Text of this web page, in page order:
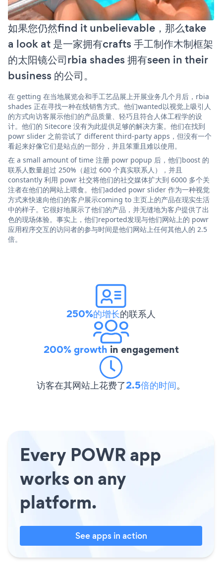
如果您仍然find it unbelievable，那么take
a look at 是一家拥有crafts 手工制作木制框架
的太阳镜公司rbia shades 拥有seen in their
business 的公司。
在 getting 在当地展览会和手工艺品展上开展业务几个月后，rbia
shades 正在寻找一种在线销售方式。他们wanted以视觉上吸引人
的方式向访客展示他们的产品质量、轻巧且符合人体工程学的设
计。他们的 Sitecore 没有为此提供足够的解决方案。他们在找到
powr slider 之前尝试了 different third-party apps，但没有一个
看起来好像它们是站点的一部分，并且笨重且难以使用。
在 a small amount of time 注册 powr popup 后，他们boost 的
联系人数量超过 250%（超过 600 个真实联系人），并且
constantly 利用 powr 社交将他们的社交媒体扩大到 6000 多个关
注者在他们的网站上喂食。他们added powr slider 作为一种视觉
方式来快速向他们的客户展示coming to 主页上的产品在现实生活
中的样子。它很好地展示了他们的产品，并无缝地为客户提供了出
色的现场体验。事实上，他们reported发现与他们网站上的 powr
应用程序交互的访问者的参与时间是他们网站上任何其他人的 2.5
倍。
250%的增长的联系人
200% growth in engagement
访客在其网站上花费了2.5倍的时间。
Every POWR app
works on any
platform.
See apps in action